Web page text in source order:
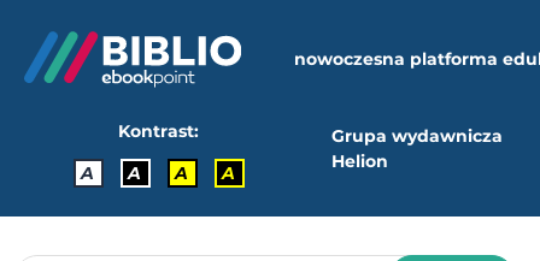
nowoczesna platforma
Kontrast:
A
A A A
Grupa wydawnicza
Helion